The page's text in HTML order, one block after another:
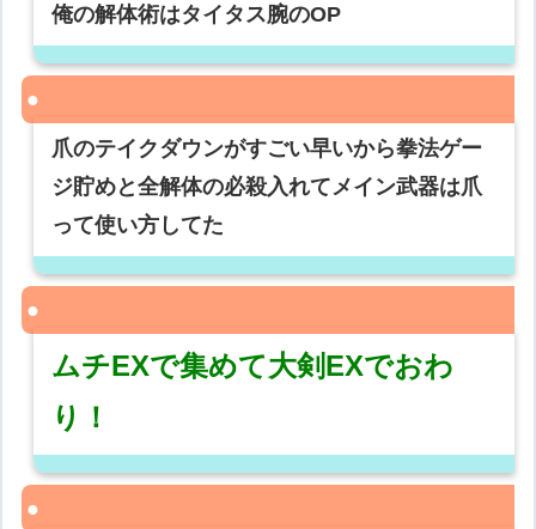
俺の解体術はタイタス腕のOP
爪のテイクダウンがすごい早いから拳法ゲー
ジ貯めと全解体の必殺入れてメイン武器は爪
って使い方してた
ムチEXで集めて大剣EXでおわ
り！